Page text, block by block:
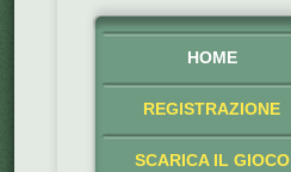
HOME
REGISTRAZIONE
SCARICA IL GIOCO